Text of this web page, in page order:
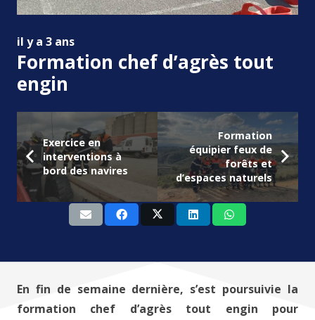
il y a 3 ans
Formation chef d’agrès tout
engin
Exercice en
interventions à
bord des navires
Formation
équipier feux de
forêts et
d’espaces naturels
En fin de semaine dernière, s’est poursuivie la
formation chef d’agrès tout engin pour